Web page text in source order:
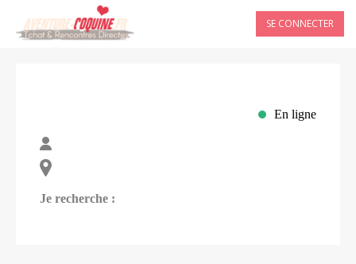
SE CONNECTER
En ligne
Je recherche :